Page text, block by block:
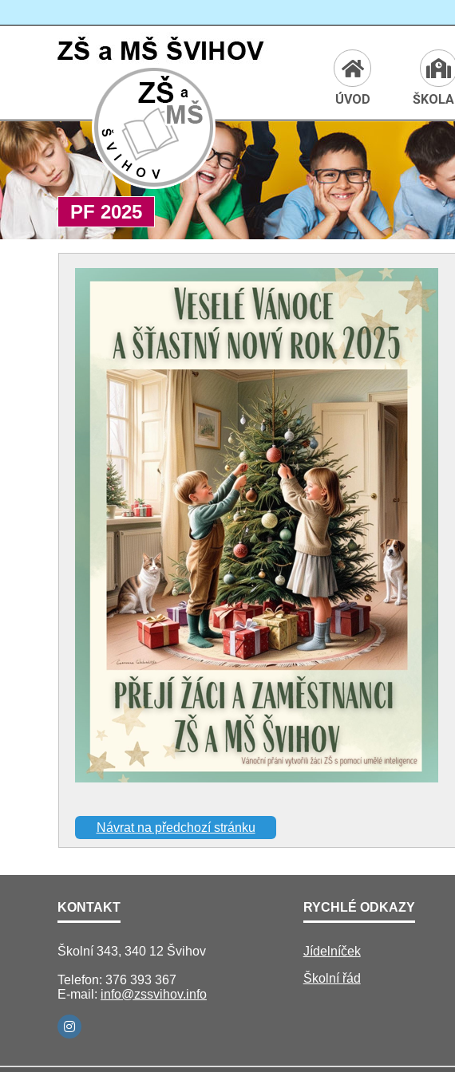
ÚVOD ŠKOLA
PF 2025
Návrat na předchozí stránku
KONTAKT
Školní 343, 340 12 Švihov
Telefon: 376 393 367
E-mail: info@zssvihov.info
RYCHLÉ ODKAZY
Jídelníček
Školní řád